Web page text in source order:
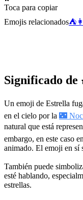
Toca para copiar
Emojis relacionados⛺
Significado
Un emoji de Estrella
en el cielo por la 🌃
natural que está
embargo, en este caso
animado. El emoji en sí
También puede
esté hablando,
estrellas.